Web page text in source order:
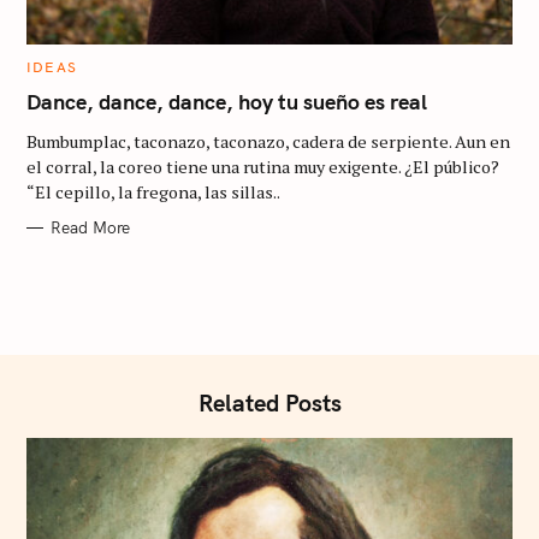
C
T
E
O
R
I
E
IDEAS
Dance, dance, dance, hoy tu sueño es real
Bumbumplac, taconazo, taconazo, cadera de serpiente. Aun en
el corral, la coreo tiene una rutina muy exigente. ¿El público?
“El cepillo, la fregona, las sillas..
Read More
Related Posts
e
a
r